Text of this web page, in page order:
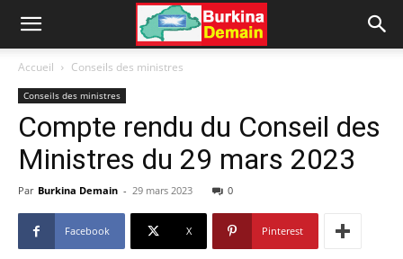
Accueil Conseils des ministres
Conseils des ministres
Compte rendu du Conseil des
Ministres du 29 mars 2023
Par Burkina Demain - 29 mars 2023 0
Facebook X Pinterest